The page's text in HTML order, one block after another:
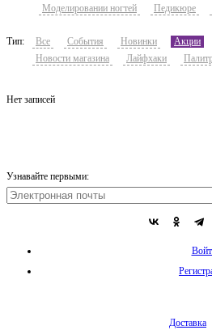
Моделировании ногтей
Педикюре
Тип: Все События Новинки Акции
Новости магазина
Лайфхаки
Нет записей
Узнавайте первыми:
Доставка